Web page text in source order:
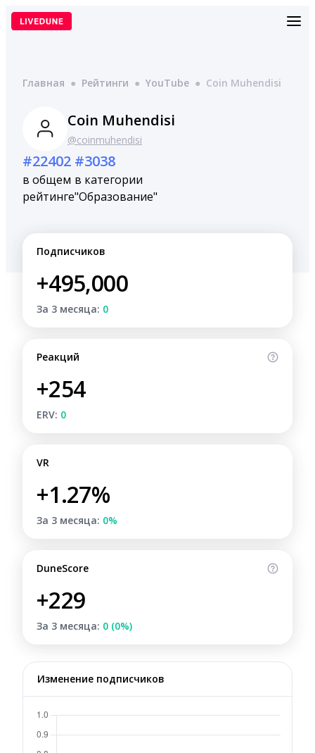
Перейти
Главная ● Рейтинги ● YouTube ● Coin Muhendisi
Coin Muhendisi
@coinmuhendisi
#22402
в общем
рейтинге
#3038
в категории
"Образование"
Подписчиков
+495,000
За 3 месяца: 0
Реакций
+254
ERV: 0
VR
+1.27%
За 3 месяца: 0%
DuneScore
+229
За 3 месяца: 0 (0%)
Изменение подписчиков